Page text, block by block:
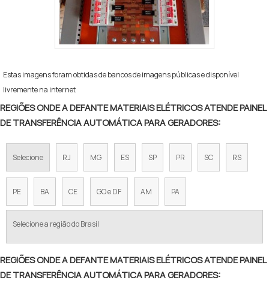
Estas imagens foram obtidas de bancos de imagens públicas e disponível
livremente na internet
REGIÕES ONDE A DEFANTE MATERIAIS ELÉTRICOS ATENDE PAINEL
DE TRANSFERÊNCIA AUTOMÁTICA PARA GERADORES:
Selecione RJ MG ES SP PR SC RS
PE BA CE GO e DF AM PA
Selecione a região do Brasil
REGIÕES ONDE A DEFANTE MATERIAIS ELÉTRICOS ATENDE PAINEL
DE TRANSFERÊNCIA AUTOMÁTICA PARA GERADORES: